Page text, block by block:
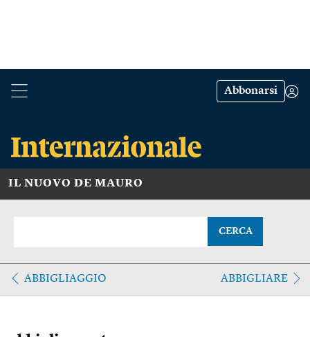
Abbonarsi
IL NUOVO DE MAURO
CERCA
ABBIGLIAGGIO ABBIGLIARE